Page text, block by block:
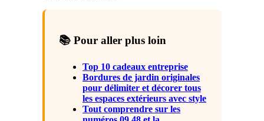
📚 Pour aller plus loin
Top 10 cadeaux entreprise
Bordures de jardin originales
pour délimiter et décorer tous
les espaces extérieurs avec style
Tout comprendre sur les